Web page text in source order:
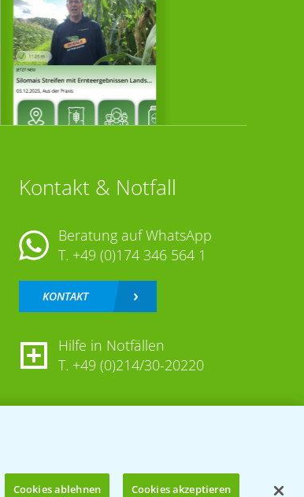
Kontakt & Notfall
Beratung auf WhatsApp
T. +49 (0)174 346 564 1
KONTAKT
Hilfe in Notfällen
T. +49 (0)214/30-20220
Cookies ablehnen Cookies akzeptieren